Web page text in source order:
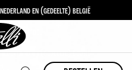
en (gedeelte) belgië
vanaf €100,-
en (gedeelte) belgië